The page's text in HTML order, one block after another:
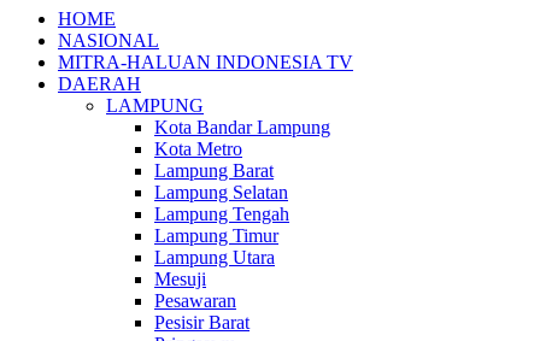
HOME
NASIONAL
MITRA-HALUAN INDONESIA TV
DAERAH
LAMPUNG
Kota Bandar Lampung
Kota Metro
Lampung Barat
Lampung Selatan
Lampung Tengah
Lampung Timur
Lampung Utara
Mesuji
Pesawaran
Pesisir Barat